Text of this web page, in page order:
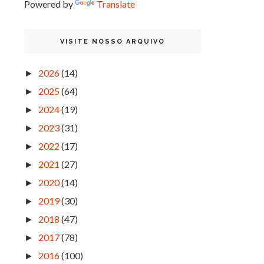
Powered by Translate
VISITE NOSSO ARQUIVO
► 2026(14)
► 2025(64)
► 2024(19)
► 2023(31)
► 2022 (17)
► 2021 (27)
► 2020(14)
► 2019(30)
► 2018 (47)
► 2017(78)
► 2016(100)